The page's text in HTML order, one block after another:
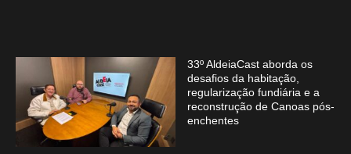
33º AldeiaCast aborda os
desafios da habitação,
regularização fundiária e a
reconstrução de Canoas pós-
enchentes